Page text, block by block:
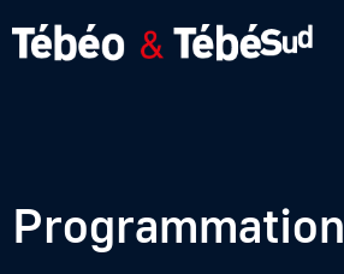
Programmation